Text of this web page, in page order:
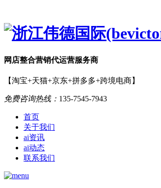
网店整合营销代运营服务商
【淘宝+天猫+京东+拼多多+跨境电商】
免费咨询热线： 135-7545-7943
首页
关于我们
ai资讯
ai动态
联系我们